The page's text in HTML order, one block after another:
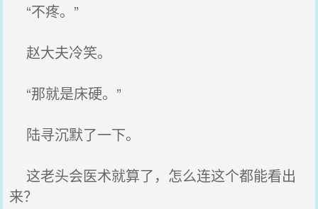
“不疼。”
赵大夫冷笑。
“那就是床硬。”
陆寻沉默了一下。
这老头会医术就算了，怎么连这个都能看出
来？